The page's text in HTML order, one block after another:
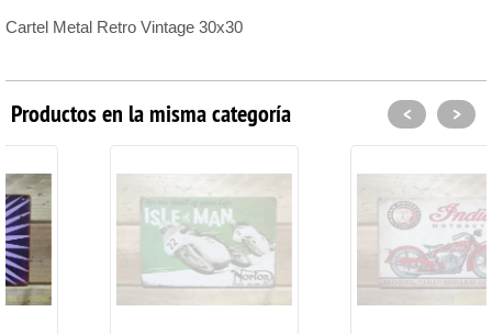
Cartel Metal Retro Vintage 30x30
Productos en la misma categoría < >